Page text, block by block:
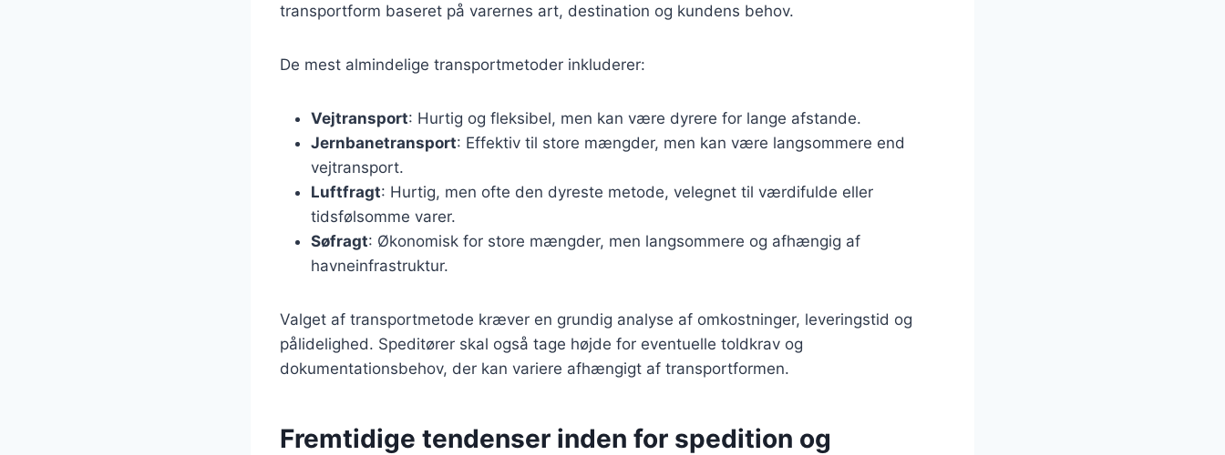
transportform baseret på varernes art, destination og kundens behov.
De mest almindelige transportmetoder inkluderer:
Vejtransport: Hurtig og fleksibel, men kan være dyrere for lange afstande.
Jernbanetransport: Effektiv til store mængder, men kan være langsommere end
vejtransport.
Luftfragt: Hurtig, men ofte den dyreste metode, velegnet til værdifulde eller
tidsfølsomme varer.
Søfragt: Økonomisk for store mængder, men langsommere og afhængig af
havneinfrastruktur.
Valget af transportmetode kræver en grundig analyse af omkostninger, leveringstid og
pålidelighed. Speditører skal også tage højde for eventuelle toldkrav og
dokumentationsbehov, der kan variere afhængigt af transportformen.
Fremtidige tendenser inden for spedition og